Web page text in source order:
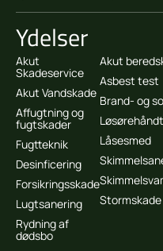
Ydelser
Akut
Skadeservice
Akut Vandskade
Affugtning og
fugtskader
Fugtteknik
Desinficering
Forsikringsskade
Lugtsanering
Rydning af
dødsbo
Akut
Asbest test
Brand- og
Låsesmed
Stormskade